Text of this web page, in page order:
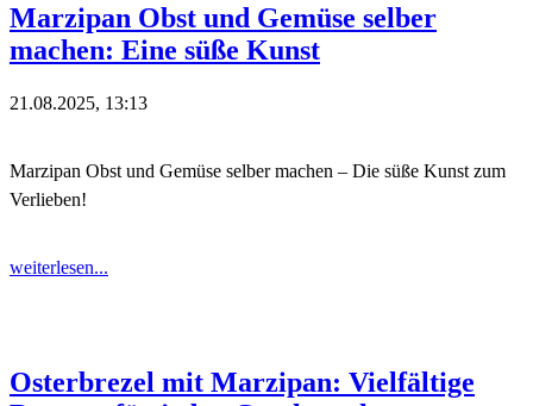
Marzipan Obst und Gemüse selber
machen: Eine süße Kunst
21.08.2025, 13:13
Marzipan Obst und Gemüse selber machen – Die süße Kunst zum
Verlieben!
weiterlesen...
Osterbrezel mit Marzipan: Vielfältige